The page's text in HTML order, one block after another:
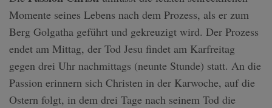
Momente seines Lebens nach dem Prozess, als er zum
Berg Golgatha geführt und gekreuzigt wird. Der Prozess
endet am Mittag, der Tod Jesu findet am Karfreitag
gegen drei Uhr nachmittags (neunte Stunde) statt. An die
Passion erinnern sich Christen in der Karwoche, auf die
Ostern folgt, in dem drei Tage nach seinem Tod die